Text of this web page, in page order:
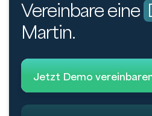
Vereinbare eine
Martin.
Jetzt Demo